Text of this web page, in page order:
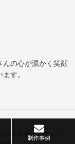
制作事例
んの心が温かく笑顔
す。
ジナルチームウェア・